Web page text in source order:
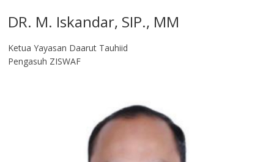
DR. M. Iskandar, SIP., MM
Ketua Yayasan Daarut Tauhiid
Pengasuh ZISWAF